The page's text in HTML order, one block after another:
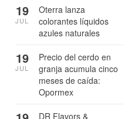
Oterra lanza
colorantes líquidos
azules naturales
19
JUL
Precio del cerdo en
granja acumula cinco
meses de caída:
Opormex
19
JUL
DR Flavors &